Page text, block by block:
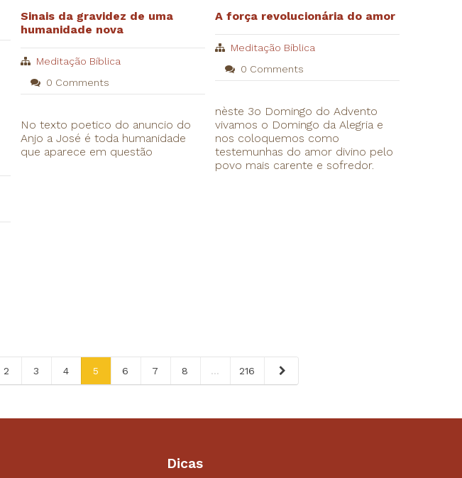
Sinais da gravidez de uma
humanidade nova
Meditação Bíblica
0 Comments
No texto poetico do anuncio do
Anjo a José é toda humanidade
que aparece em questão
A força revolucionária do amor
Meditação Bíblica
0 Comments
nèste 3o Domingo do Advento
vivamos o Domingo da Alegria e
nos coloquemos como
testemunhas do amor divino pelo
povo mais carente e sofredor.
2 3 4 5 6 7 8 ... 216
Dicas